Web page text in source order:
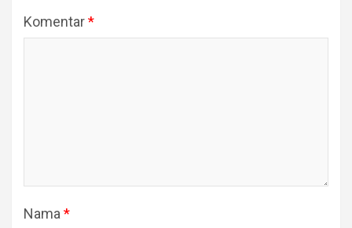
Komentar*
Nama*